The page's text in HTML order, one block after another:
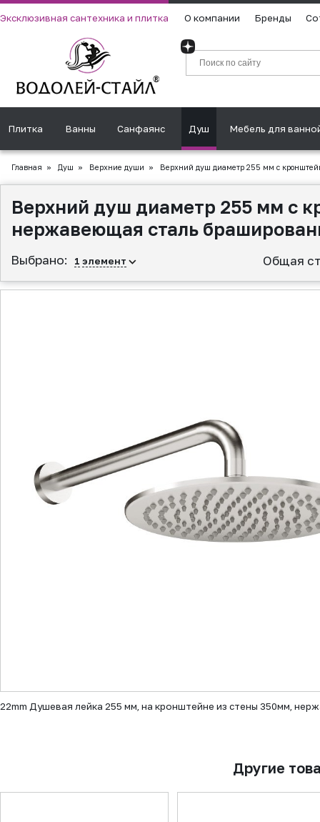
Эксклюзивная сантехника и плитка О компании Бренды
Плитка Ванны Санфаянс Душ Мебель для
Главная » Душ » Верхние души » Верхний душ диаметр 255 мм с
Верхний душ диаметр 255 мм с
нержавеющая сталь
Выбрано: 1 элемент Общая
22mm Душевая лейка 255 мм, на кронштейне из стены 350мм,
Другие